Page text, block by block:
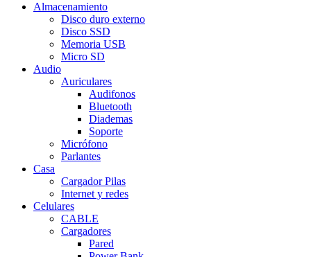
Almacenamiento
Disco duro externo
Disco SSD
Memoria USB
Micro SD
Audio
Auriculares
Audifonos
Bluetooth
Diademas
Soporte
Micrófono
Parlantes
Casa
Cargador Pilas
Internet y redes
Celulares
CABLE
Cargadores
Pared